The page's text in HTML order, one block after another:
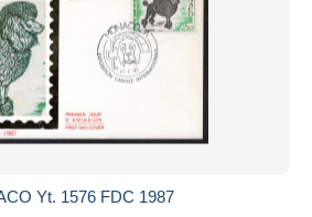
Yt. 1576 FDC 1987